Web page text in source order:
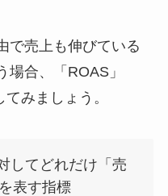
で売上も伸びている
合、「ROAS」
みましょう。
してどれだけ「売
表す指標